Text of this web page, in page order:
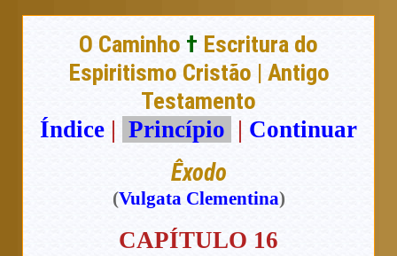
O Caminho † Escritura do
Espiritismo Cristão | Antigo
Testamento
Índice | Princípio | Continuar
Êxodo
(Vulgata Clementina)
CAPÍTULO 16